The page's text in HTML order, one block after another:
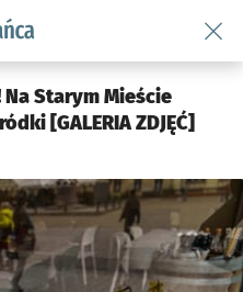
podserwis: Dla mieszkańca
Starym Mieście
[GALERIA ZDJĘĆ]